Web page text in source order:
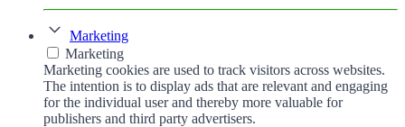
Marketing
Marketing
Marketing cookies are used to track visitors across websites.
The intention is to display ads that are relevant and engaging
for the individual user and thereby more valuable for
publishers and third party advertisers.